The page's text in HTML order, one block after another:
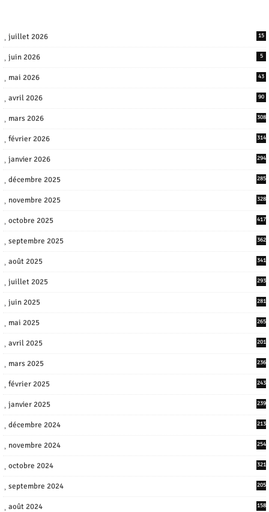
juillet 2026 15
juin 2026 5
mai 2026 43
avril 2026 90
mars 2026 308
février 2026 314
janvier 2026 294
décembre 2025 285
novembre 2025 328
octobre 2025 417
septembre 2025 362
août 2025 341
juillet 2025 293
juin 2025 281
mai 2025 265
avril 2025 201
mars 2025 236
février 2025 243
janvier 2025 239
décembre 2024 213
novembre 2024 254
octobre 2024 321
septembre 2024 205
août 2024 158